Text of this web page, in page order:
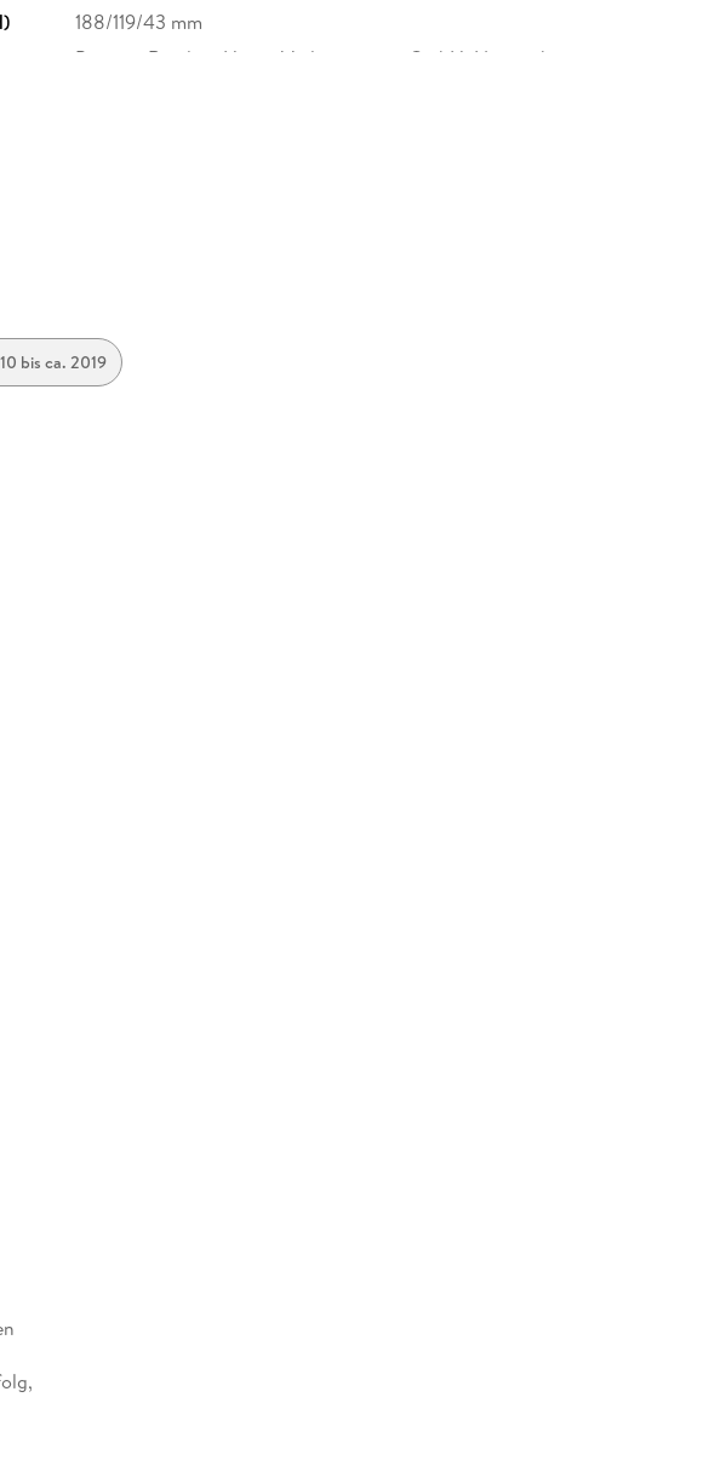
188/119/43 mm
Penguin Random House Verlagsgruppe GmbH, Neumarkter
bis ca. 2019